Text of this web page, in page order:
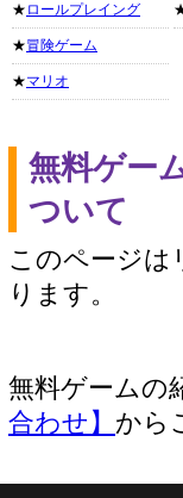
★ ロールプレイング
★冒険ゲーム
★マリオ
無料ゲー
ついて
このページは
ります。
無料ゲームの
合わせ】 から